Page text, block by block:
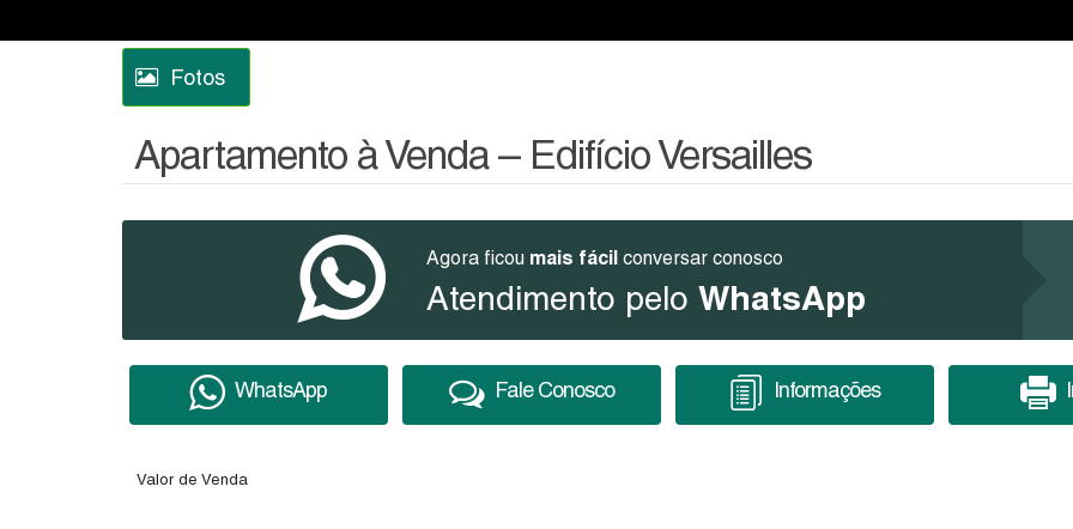
Fotos
Apartamento à Venda – Edifício Versailles
Agora ficou mais fácil conversar conosco
Atendimento pelo WhatsApp
WhatsApp Fale Conosco Informações
Valor de Venda